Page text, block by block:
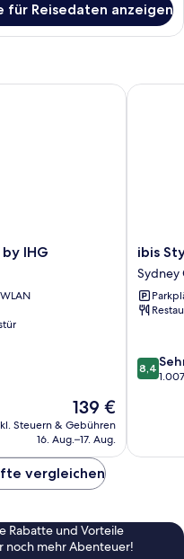
für Reisedaten anzeigen
IHG
Der
Preis
beträgt
139 €
Steuern & Gebühren
16. Aug.–17. Aug.
ibis
Styles
Sydney
Central
Sydney
District
ibis
Sydney
8.4
von
8,4
ibis
vergleichen
Rabatte und Vorteile
noch mehr Abenteuer!